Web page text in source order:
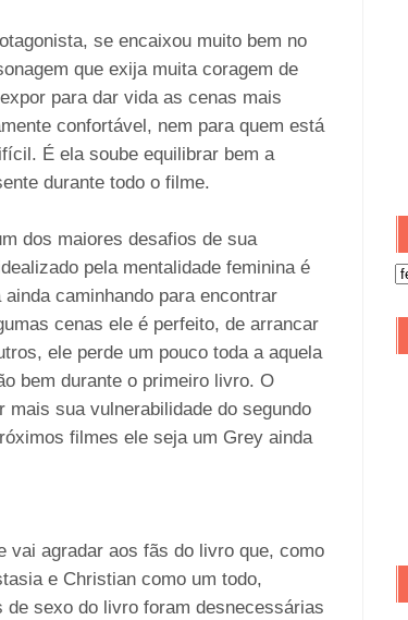
se encaixou muito bem no
que exija muita coragem de
para dar vida as cenas mais
confortável, nem para quem está
É ela soube equilibrar bem a
durante todo o filme.
dos maiores desafios de sua
pela mentalidade feminina é
caminhando para encontrar
cenas ele é perfeito, de arrancar
ele perde um pouco toda a aquela
bem durante o primeiro livro. O
sua vulnerabilidade do segundo
filmes ele seja um Grey ainda
vai agradar aos fãs do livro que, como
e Christian como um todo,
sexo do livro foram desnecessárias